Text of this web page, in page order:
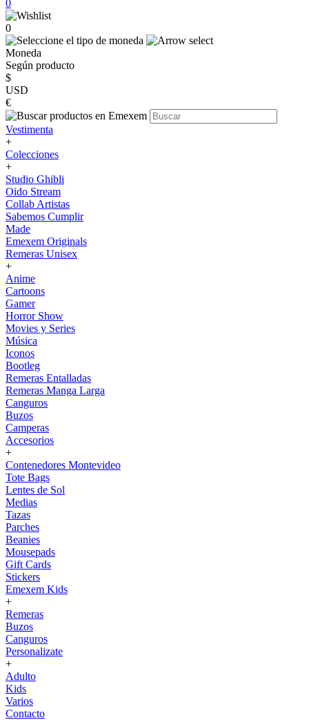
0
0
Moneda
Según producto
$
USD
€
Vestimenta
+
Colecciones
+
Studio Ghibli
Oido Stream
Collab Artistas
Sabemos Cumplir
Made
Emexem Originals
Remeras Unisex
+
Anime
Cartoons
Gamer
Horror Show
Movies y Series
Música
Iconos
Bootleg
Remeras Entalladas
Remeras Manga Larga
Canguros
Buzos
Camperas
Accesorios
+
Contenedores Montevideo
Tote Bags
Lentes de Sol
Medias
Tazas
Parches
Beanies
Mousepads
Gift Cards
Stickers
Emexem Kids
+
Remeras
Buzos
Canguros
Personalizate
+
Adulto
Kids
Varios
Contacto